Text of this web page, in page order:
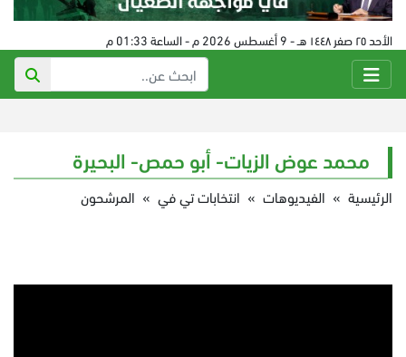
الأحد ٢٥ صفر ١٤٤٨ هـ - 9 أغسطس 2026 م - الساعة 01:33 م
محمد عوض الزيات- أبو حمص- البحيرة
الرئيسية » الفيديوهات » انتخابات تي في » المرشحون